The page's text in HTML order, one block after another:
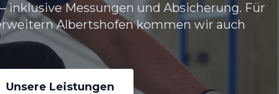
inklusive Messungen und Absicherung. Für
Albertshofen kommen wir auch
Unsere Leistungen